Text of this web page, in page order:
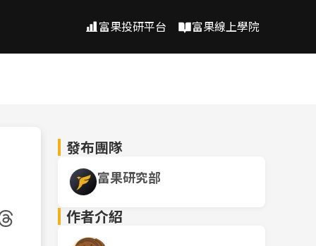
富果投研平台 富果線上學院
發布團隊
富果研究部
作者介紹